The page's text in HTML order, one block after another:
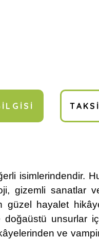
isimlerindendir.
gizemli sanatlar
hayalet
doğaüstü
ve vampir